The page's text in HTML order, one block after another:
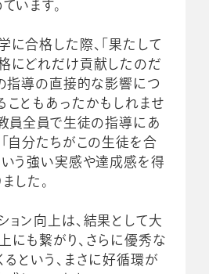
います。
に合格した際、「果たして
にどれだけ貢献したのだ
指導の直接的な影響につ
こともあったかもしれませ
教員全員で生徒の指導にあ
自分たちがこの生徒を合
いう強い実感や達成感を得
した。
ョン向上は、結果として大
にも繋がり、さらに優秀な
という、まさに好循環が